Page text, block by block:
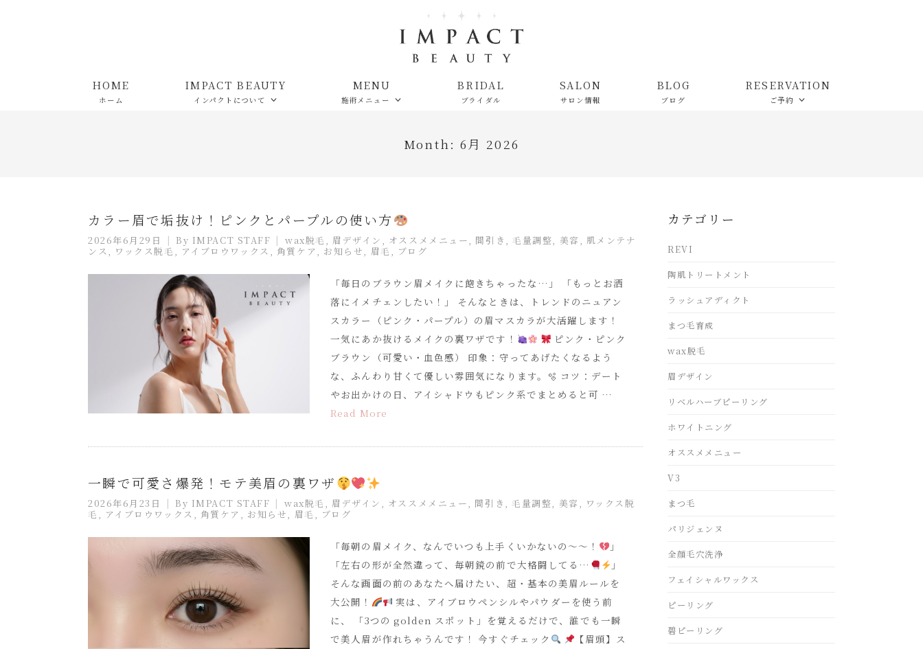
HOME
ホーム
IMPACT BEAUTY
インパクトについて
MENU
施術メニュー
BRIDAL
ブライダル
SALON
サロン情報
BLOG
ブログ
RESERVATION
ご予約
Month: 6月 2026
カラー眉で垢抜け！ピンクとパープルの使い方
2026年6月29日 By IMPACT STAFF wax脱毛 , 眉デザイン , オススメメニュー, 間引き ,毛量調整, 美容 , 肌メンテナ
ンス , ワックス脱毛 , アイブロウワックス , 角質ケア , お知らせ, 眉毛 , ブログ
「毎日のブラウン眉メイクに飽きちゃったな…」 「もっとお洒
落にイメチェンしたい！」 そんなときは、トレンドのニュアン
スカラー（ピンク・パープル）の眉マスカラが大活躍します！
一気にあか抜けるメイクの裏ワザです！
ピンク・ピンク
ブラウン（可愛い・血色感） 印象：守ってあげたくなるよう
な、ふんわり甘くて優しい雰囲気になります。🫧 コツ：デート
やお出かけの日、アイシャドウもピンク系でまとめると可 …
Read More
一瞬で可愛さ爆発！モテ美眉の裏ワザ
2026年6月23日 By IMPACT STAFF wax脱毛 , 眉デザイン , オススメメニュー, 間引き ,毛量調整, 美容 , ワックス脱
毛 , アイブロウワックス , 角質ケア , お知らせ, 眉毛 , ブログ
「毎朝の眉メイク、なんでいつも上手くいかないの〜〜！
」
「左右の形が全然違って、毎朝鏡の前で大格闘してる…
」
そんな画面の前のあなたへ届けたい、超・基本の美眉ルールを
大公開！
実は、アイブロウペンシルやパウダーを使う前
に、 「3つの golden スポット」を覚えるだけで、誰でも一瞬
で美人眉が作れちゃうんです！ 今すぐチェック
【眉頭】ス
カテゴリー
REVI
陶肌トリートメント
ラッシュアディクト
まつ毛育成
wax脱毛
眉デザイン
リベルハーブピーリング
ホワイトニング
オススメメニュー
V3
まつ毛
パリジェンヌ
全顔毛穴洗浄
フェイシャルワックス
ピーリング
碧ピーリング